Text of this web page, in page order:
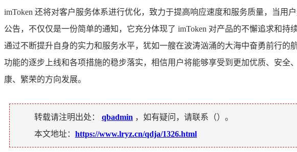
imToken 还将对客户服务体系进行优化，致力于提高响应速度和服务质量，当用
公告，不仅仅是一份简单的通知，它充分体现了 imToken 对产品的不懈追求和
通过不断提升自身的实力和服务水平，犹如一艘在波涛汹涌的大海中奋勇前行
功能的逐步上线和各项措施的稳步落实，相信用户将能够享受到更加优质、安
康、繁荣的方向发展。
转载请注明出处： qbadmin ，如有疑问，请联系（）。
本文地址： https://www.lryz.cn/qdja/1326.html